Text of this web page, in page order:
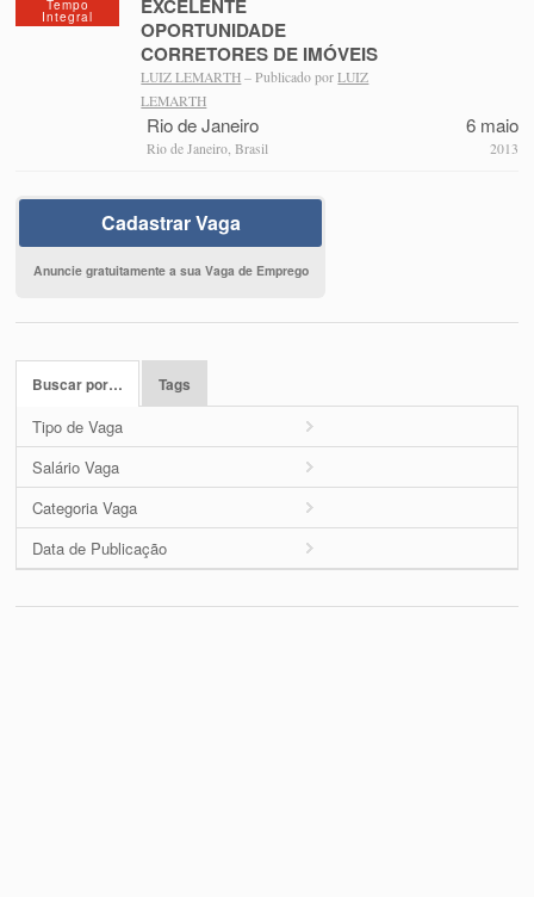
Tempo
Integral
EXCELENTE
OPORTUNIDADE
CORRETORES DE IMÓVEIS
LUIZ LEMARTH – Publicado porLUIZ
LEMARTH
Rio de Janeiro
Rio de Janeiro, Brasil
6 maio
2013
Cadastrar Vaga
Anuncie gratuitamente a sua Vaga de Emprego
Buscar por… Tags
Tipo de Vaga
Salário Vaga
Categoria Vaga
Data de Publicação